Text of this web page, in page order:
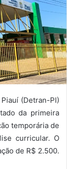
(Detran-PI)
da primeira
temporária de
curricular. O
de R$ 2.500.